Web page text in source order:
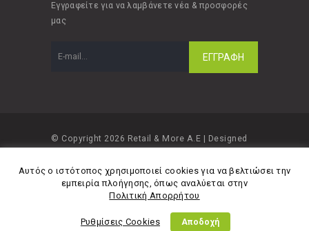
Εγγραφείτε για να λαμβάνετε νέα & προσφορές
μας
© Copyright 2026 Retail & More A.E | Designed
Πολιτική Απορρήτου Όροι Χρήσης
Αυτός ο ιστότοπος χρησιμοποιεί cookies για να βελτιώσει την
εμπειρία πλοήγησης, όπως αναλύεται στην
Πολιτική Απορρήτου
Ρυθμίσεις Cookies Αποδοχή